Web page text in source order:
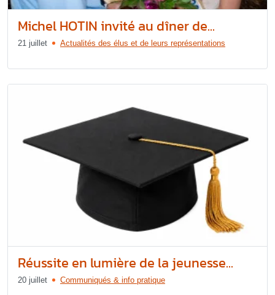
Michel HOTIN invité au dîner de...
21 juillet Actualités des élus et de leurs représentations
Réussite en lumière de la jeunesse...
20 juillet Communiqués & info pratique